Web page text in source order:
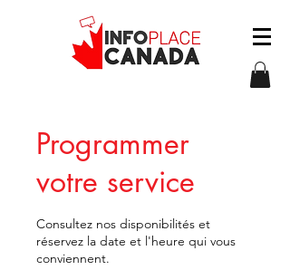
Programmer
votre service
Consultez nos disponibilités et
réservez la date et l'heure qui vous
conviennent.